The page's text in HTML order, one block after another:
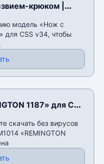
крюком |
модель «Нож с
для CSS v34, чтобы
1187» для CSS
скачать без вирусов
«REMINGTON